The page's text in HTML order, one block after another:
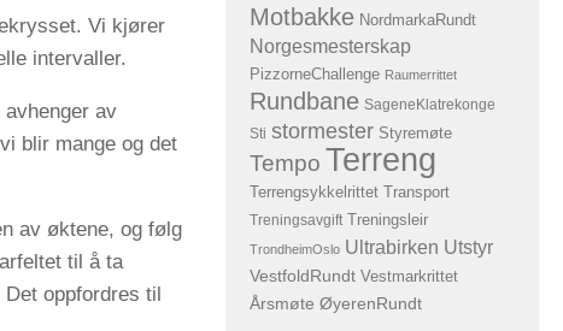
Vi kjører
intervaller.
avhenger av
blir mange og det
av øktene, og følg
til å ta
oppfordres til
Motbakke NordmarkaRundt
Norgesmesterskap
PizzorneChallenge Raumerrittet
Rundbane SageneKlatrekonge
Sti stormester Styremøte
Tempo Terreng
Terrengsykkelrittet
Transport
Treningsavgift
Treningsleir
TrondheimOslo Ultrabirken Utstyr
VestfoldRundt Vestmarkrittet
Årsmøte ØyerenRundt